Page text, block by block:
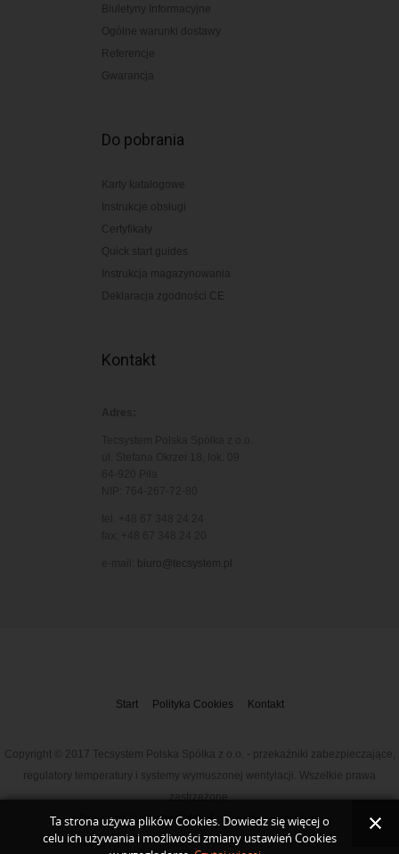
Biuletyny Informacyjne
Ogólne warunki dostawy
Referencje
Gwarancja
Do pobrania
Karty katalogowe
Instrukcje obsługi
Certyfikaty
Quick start guides
Instrukcja magazynowania
Deklaracja zgodności CE
Kontakt
biuro@tecsystem.pl
Start Polityka Cookies Kontakt
Copyright © 2017 Tecsystem Polska Spółka z o.o. - przekaźniki zabezpieczające,
regulatory temperatury i systemy wymuszonej wentylacji. Wszelkie prawa
zastrzeżone.
Designed bywww.solidni.pl- projektowanie stron.
Ta strona używa plików Cookies. Dowiedz się więcej o
celu ich używania i możliwości zmiany ustawień Cookies